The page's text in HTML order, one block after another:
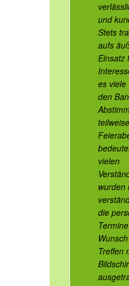
und
Stets
aufs
Einsatz
es viele
den
vielen
wurden
die
Treffen